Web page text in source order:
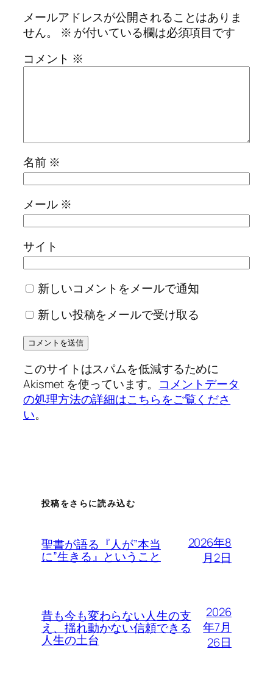
メールアドレスが公開されることはありま
せん。
※ が付いている欄は必須項目です
コメント ※
名前 ※
メール ※
サイト
新しいコメントをメールで通知
新しい投稿をメールで受け取る
このサイトはスパムを低減するために
Akismet を使っています。 コメントデータ
の処理方法の詳細はこちらをご覧くださ
い。
投稿をさらに読み込む
聖書が語る『人が”本当
に”生きる』ということ
2026年8
月2日
昔も今も変わらない人生の支
え、揺れ動かない信頼できる
人生の土台
2026
年7月
26日